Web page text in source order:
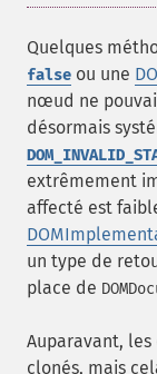
Quelques
false ou une
nœud ne
désormais
extrêmement
affecté est
un type de
place de
Auparavant, les
clonés, mais